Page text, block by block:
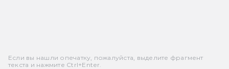
Если вы нашли опечатку, пожалуйста, выделите фрагмент
текста и нажмите Ctrl+Enter.